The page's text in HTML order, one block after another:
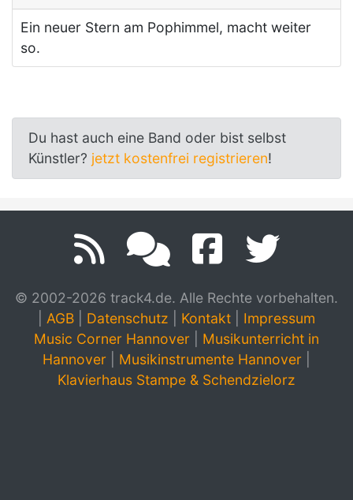
Ein neuer Stern am Pophimmel, macht weiter
so.
Du hast auch eine Band oder bist selbst
Künstler? jetzt kostenfrei registrieren!
© 2002-2026 track4.de. Alle Rechte vorbehalten.
AGB Datenschutz Kontakt
Impressum
Music Corner Hannover
Musikunterricht in
Hannover
Musikinstrumente Hannover
Klavierhaus Stampe & Schendzielorz